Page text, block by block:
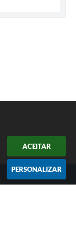
ACEITAR
PERSONALIZAR